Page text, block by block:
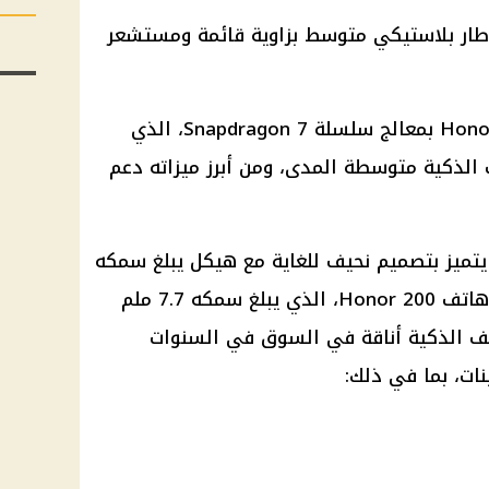
بلاستيكي متوسط ​​بزاوية قائمة ومستشعر
ومن حيث الأداء يعمل هاتف Honor 300 بمعالج سلسلة Snapdragon 7، الذي
الذكية متوسطة المدى، ومن أبرز ميزاته دعم
بتصميم نحيف للغاية مع هيكل يبلغ سمكه
6.97 ملم (أنحف بشكل ملحوظ من هاتف Honor 200، الذي يبلغ سمكه 7.7 ملم
الذكية أناقة في السوق في السنوات
بما في ذلك: